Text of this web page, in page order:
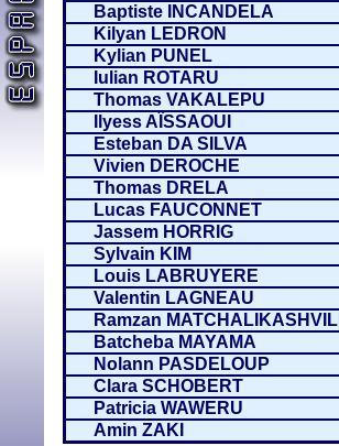
Baptiste INCANDELA
Kilyan LEDRON
Kylian PUNEL
Iulian ROTARU
Thomas VAKALEPU
Ilyess AÏSSAOUI
Esteban DA SILVA
Vivien DEROCHE
Thomas DRELA
Lucas FAUCONNET
Jassem HORRIG
Sylvain KIM
Louis LABRUYERE
Valentin LAGNEAU
Ramzan MATCHALIKASHVILI
Batcheba MAYAMA
Nolann PASDELOUP
Clara SCHOBERT
Patricia WAWERU
Amin ZAKI